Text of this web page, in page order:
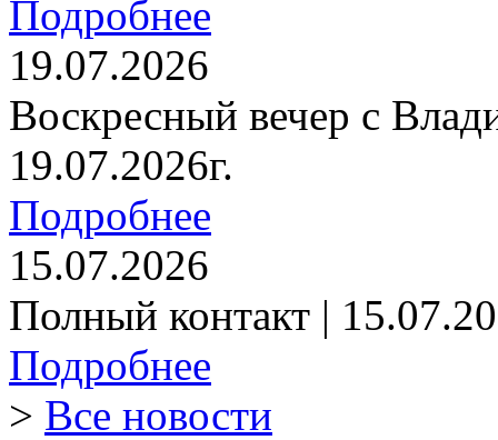
Подробнее
19.07.2026
Воскресный вечер с
19.07.2026г.
Подробнее
15.07.2026
Полный контакт |
Подробнее
> Все новости